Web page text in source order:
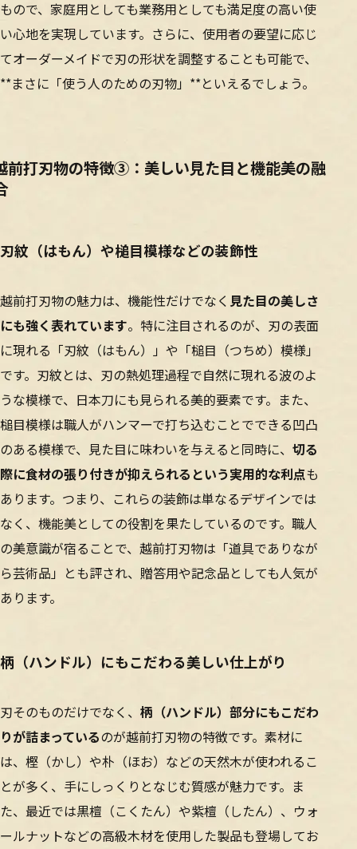
もので、家庭用としても業務用としても満足度の高い使
い心地を実現しています。さらに、使用者の要望に応じ
てオーダーメイドで刃の形状を調整することも可能で、
**まさに「使う人のための刃物」**といえるでしょう。
前打刃物の特徴③：美しい見た目と機能美の融
刃紋（はもん）や槌目模様などの装飾性
越前打刃物の魅力は、機能性だけでなく 見た目の美しさ
にも強く表れています。特に注目されるのが、刃の表面
に現れる「刃紋（はもん）」や「槌目（つちめ）模様」
です。刃紋とは、刃の熱処理過程で自然に現れる波のよ
うな模様で、日本刀にも見られる美的要素です。また、
槌目模様は職人がハンマーで打ち込むことでできる凹凸
のある模様で、見た目に味わいを与えると同時に、 切る
際に食材の張り付きが抑えられるという実用的な利点も
あります。つまり、これらの装飾は単なるデザインでは
なく、機能美としての役割を果たしているのです。職人
の美意識が宿ることで、越前打刃物は「道具でありなが
ら芸術品」とも評され、贈答用や記念品としても人気が
あります。
柄（ハンドル）にもこだわる美しい仕上がり
刃そのものだけでなく、 柄（ハンドル）部分にもこだわ
りが詰まっているのが越前打刃物の特徴です。素材に
は、樫（かし）や朴（ほお）などの天然木が使われるこ
とが多く、手にしっくりとなじむ質感が魅力です。ま
た、最近では黒檀（こくたん）や紫檀（したん）、ウォ
ールナットなどの高級木材を使用した製品も登場してお